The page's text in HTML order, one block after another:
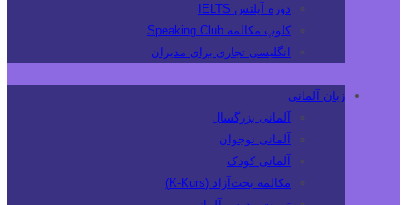
دوره آیلتس IELTS
کلوپ مکالمه Speaking Club
انگلیسی تجاری برای مدیران
زبان آلمانی
آلمانی بزرگسال
آلمانی نوجوان
آلمانی کودک
مکالمه بحث‌آزاد (K-Kurs)